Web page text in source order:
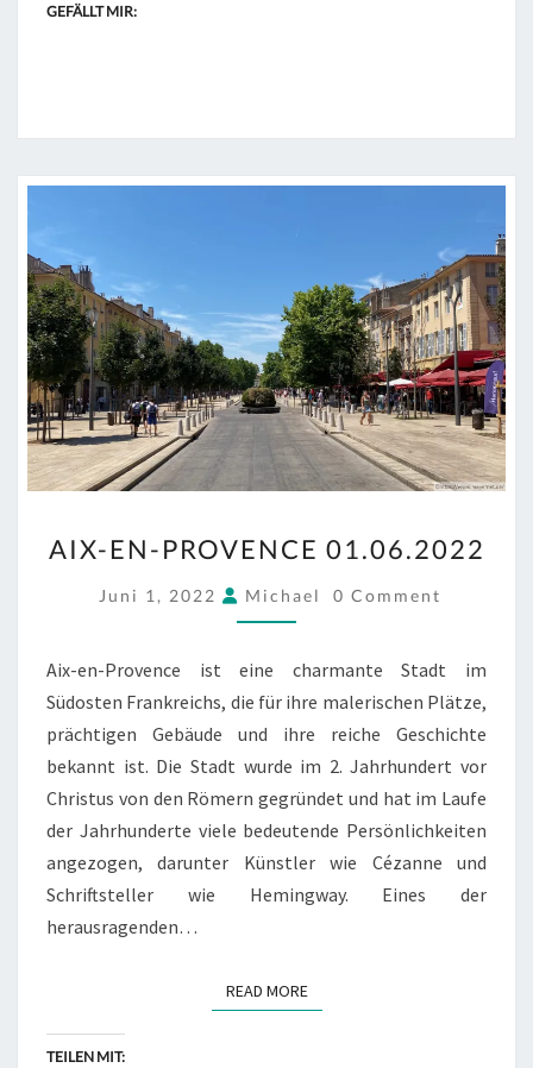
GEFÄLLT MIR:
EN-
PROVENCE
01.06.2022
AIX-EN-PROVENCE 01.06.2022
Juni 1, 2022 Michael COMMENTS
0 Comment
Aix-en-Provence ist eine charmante Stadt im
Südosten Frankreichs, die für ihre malerischen Plätze,
prächtigen Gebäude und ihre reiche Geschichte
bekannt ist. Die Stadt wurde im 2. Jahrhundert vor
Christus von den Römern gegründet und hat im Laufe
der Jahrhunderte viele bedeutende Persönlichkeiten
angezogen, darunter Künstler wie Cézanne und
Schriftsteller wie Hemingway. Eines der
herausragenden…
READ MOREREAD MORE
TEILEN MIT: